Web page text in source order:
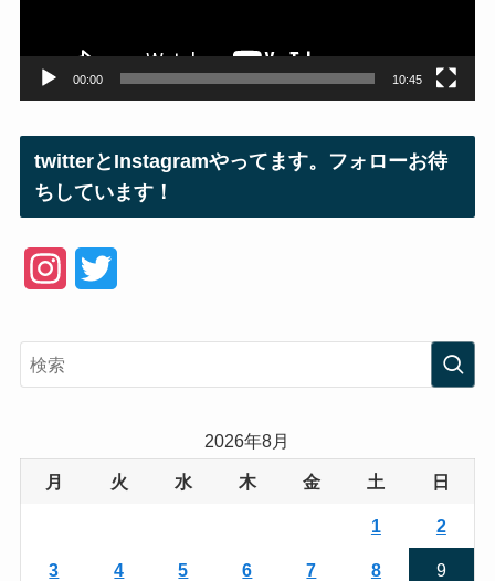
00:00 10:45
twitterとInstagramやってます。フォローお待
ちしています！
t t
e
2026年8月
月 火 水 木 金 土 日
1 2
3 4 5 6 7 8 9